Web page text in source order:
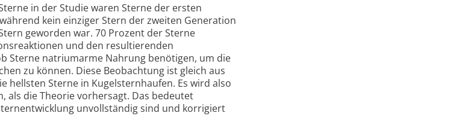
in der Studie waren Sterne der ersten
kein einziger Stern der zweiten Generation
geworden war. 70 Prozent der Sterne
und den resultierenden
Sterne natriumarme Nahrung benötigen, um die
zu können. Diese Beobachtung ist gleich aus
hellsten Sterne in Kugelsternhaufen. Es wird also
als die Theorie vorhersagt. Das bedeutet
unvollständig sind und korrigiert